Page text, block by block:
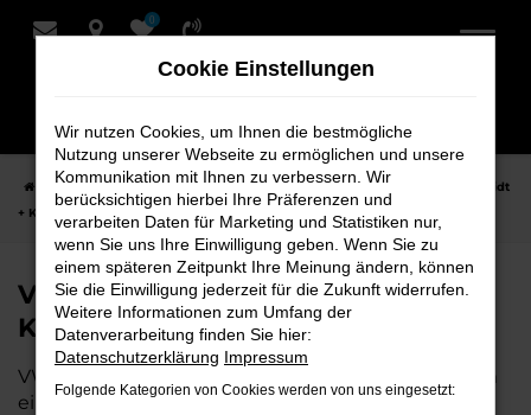
Zum
0
Startseite Achim VW VW Golf
VW Golf Neuwagen bei Schmidt
+ Koch für Achim
VW Golf Neuwagen bei Schmidt +
Koch für Achim
VW Golf ist die perfekte Wahl für alle, die für Achim
einen Neuwagen suchen. Mit seiner modernen
Cookie Einstellungen
Wir nutzen Cookies, um Ihnen die bestmögliche
Nutzung unserer Webseite zu ermöglichen und unsere
Kommunikation mit Ihnen zu verbessern. Wir
berücksichtigen hierbei Ihre Präferenzen und
verarbeiten Daten für Marketing und Statistiken nur,
wenn Sie uns Ihre Einwilligung geben. Wenn Sie zu
einem späteren Zeitpunkt Ihre Meinung ändern, können
Sie die Einwilligung jederzeit für die Zukunft widerrufen.
Weitere Informationen zum Umfang der
Datenverarbeitung finden Sie hier:
Datenschutzerklärung Impressum
Folgende Kategorien von Cookies werden von uns eingesetzt: